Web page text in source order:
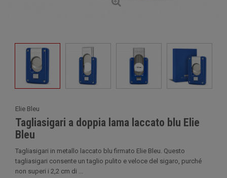
Elie Bleu
Tagliasigari a doppia lama laccato blu Elie
Bleu
Tagliasigari in metallo laccato blu firmato Elie Bleu. Questo
tagliasigari consente un taglio pulito e veloce del sigaro, purché
non superi i 2,2 cm di ...